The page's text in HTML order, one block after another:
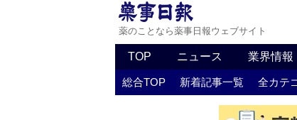
薬のことなら薬事日報ウェブサイト
TOP ニュース 業界情報
総合TOP 新着記事一覧 全カテ